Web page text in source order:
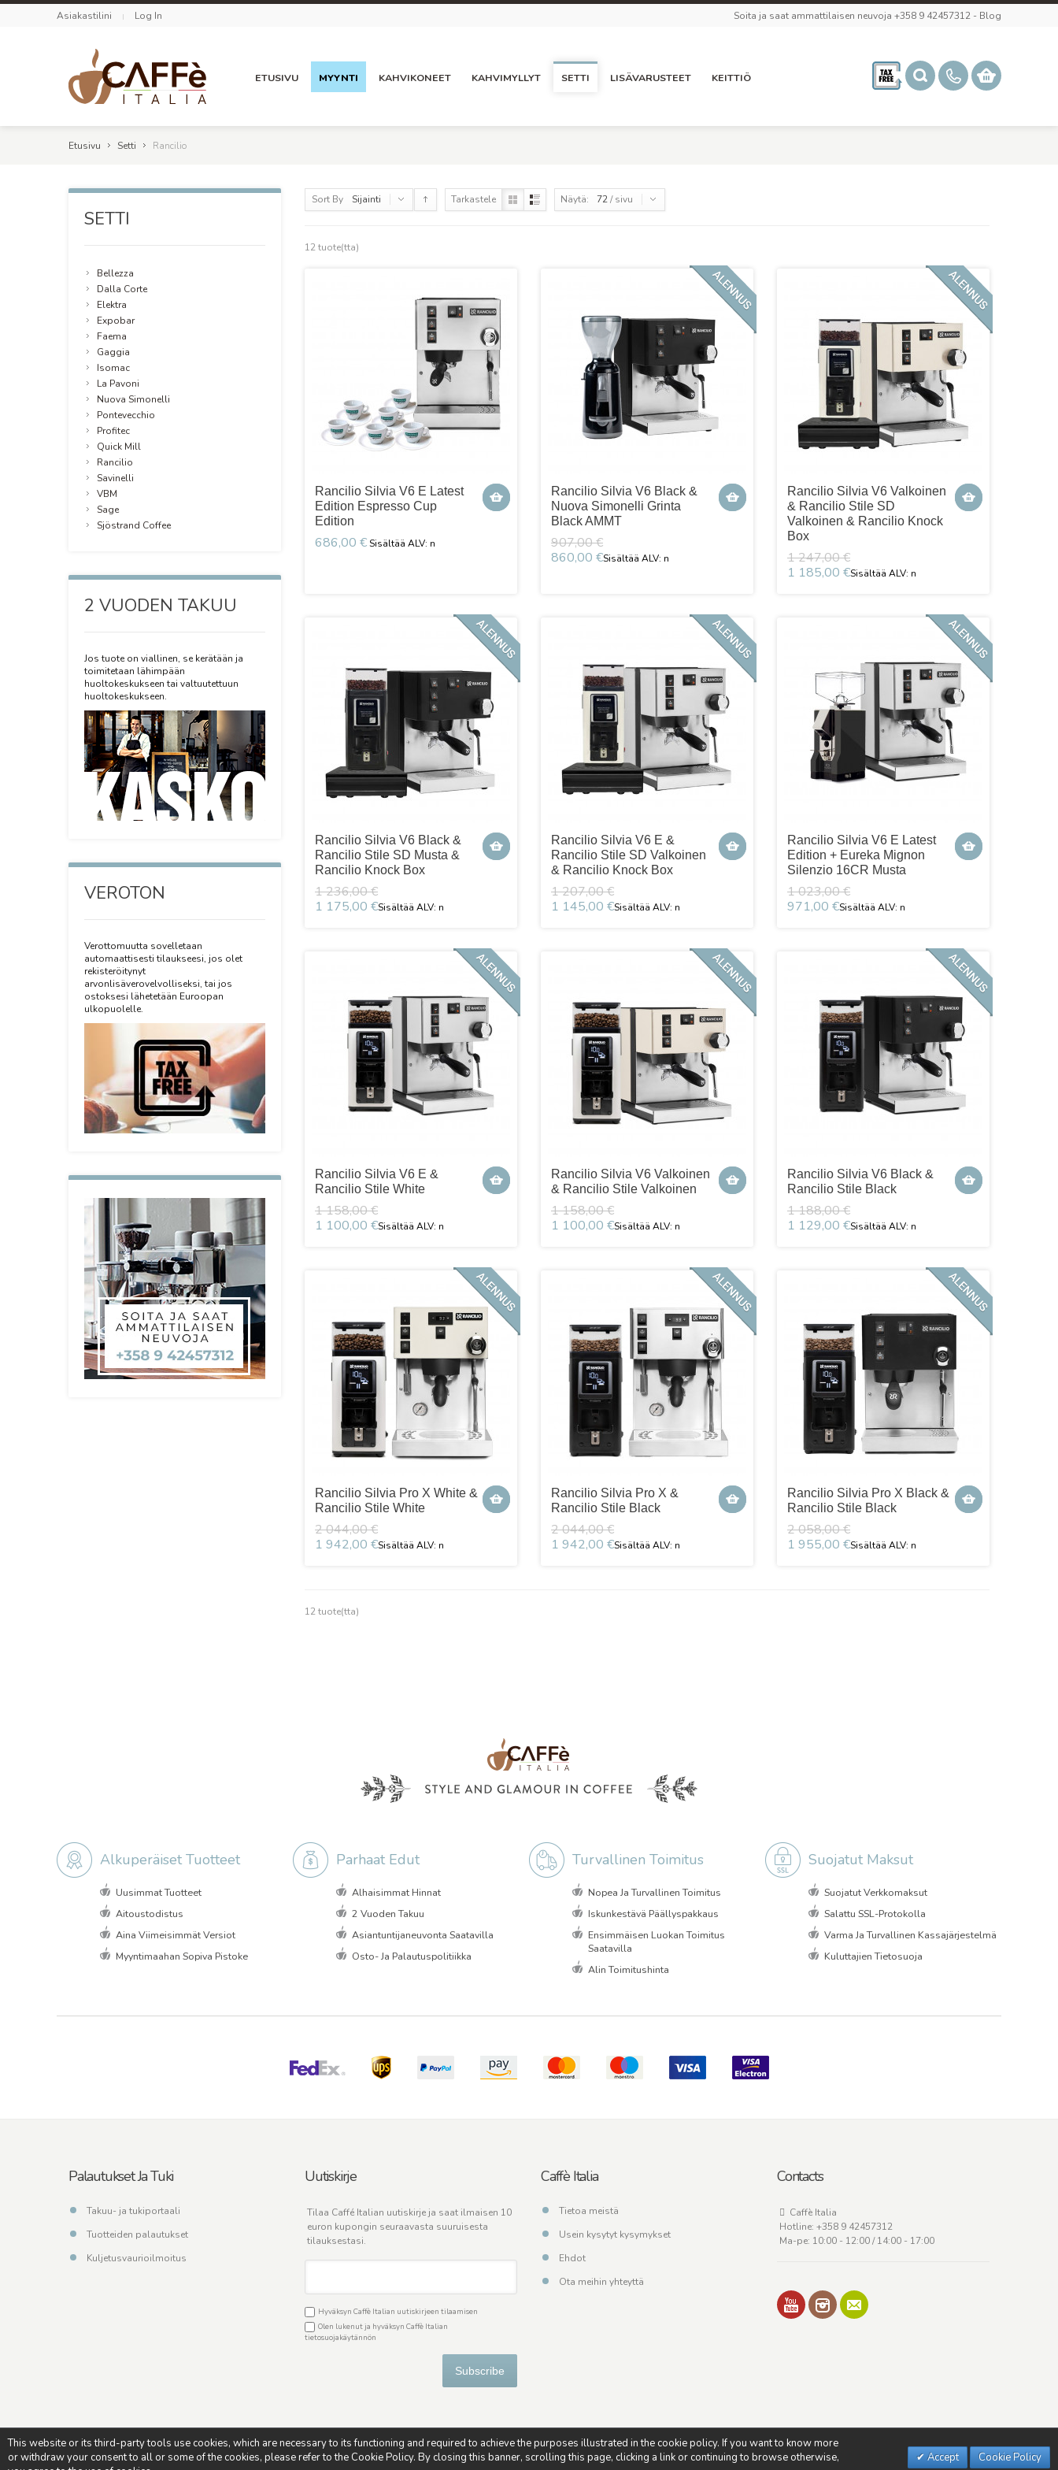
Asiakastilini Log In Soita ja saat ammattilaisen neuvoja +358 9 42457312 - Blog
ETUSIVU MYYNTI KAHVIKONEET KAHVIMYLLYT SETTI LISÄVARUSTEET KEITTIÖ
Etusivu Setti Rancilio
Sort By Sijainti Tarkastele Näytä: 72/ sivu
12 tuote(tta)
Rancilio Silvia V6 E Latest
Edition Espresso Cup
Edition
686,00 €
Rancilio Silvia V6 Black &
Nuova Simonelli Grinta
Black AMMT
907,00 €
860,00 €
Rancilio Silvia V6 Valkoinen
& Rancilio Stile SD
Valkoinen & Rancilio Knock
Box
1 247,00 €
1 185,00 €
Rancilio Silvia V6 Black &
Rancilio Stile SD Musta &
Rancilio Knock Box
1 236,00 €
1 175,00 €
Rancilio Silvia V6 E &
Rancilio Stile SD Valkoinen
& Rancilio Knock Box
1 207,00 €
1 145,00 €
Rancilio Silvia V6 E Latest
Edition + Eureka Mignon
Silenzio 16CR Musta
1 023,00 €
971,00 €
Rancilio Silvia V6 E &
Rancilio Stile White
1 158,00 €
1 100,00 €
Rancilio Silvia V6 Valkoinen
& Rancilio Stile Valkoinen
1 158,00 €
1 100,00 €
Rancilio Silvia V6 Black &
Rancilio Stile Black
1 188,00 €
1 129,00 €
Rancilio Silvia Pro X White &
Rancilio Stile White
2 044,00 €
1 942,00 €
Rancilio Silvia Pro X &
Rancilio Stile Black
2 044,00 €
1 942,00 €
Rancilio Silvia Pro X Black &
Rancilio Stile Black
2 058,00 €
1 955,00 €
12 tuote(tta)
SETTI
Bellezza
Dalla Corte
Elektra
Expobar
Faema
Gaggia
Isomac
La Pavoni
Nuova Simonelli
Pontevecchio
Profitec
Quick Mill
Rancilio
Savinelli
VBM
Sage
Sjöstrand Coffee
2 VUODEN TAKUU
Jos tuote on viallinen, se kerätään ja
toimitetaan lähimpään
huoltokeskukseen tai valtuutettuun
huoltokeskukseen.
VEROTON
Verottomuutta sovelletaan
automaattisesti tilaukseesi, jos olet
rekisteröitynyt
arvonlisäverovelvolliseksi, tai jos
ostoksesi lähetetään Euroopan
ulkopuolelle.
Alkuperäiset Tuotteet
Uusimmat Tuotteet
Aitoustodistus
Aina Viimeisimmät Versiot
Myyntimaahan Sopiva Pistoke
Parhaat Edut
Alhaisimmat Hinnat
2 Vuoden Takuu
Asiantuntijaneuvonta Saatavilla
Osto- Ja Palautuspolitiikka
Turvallinen Toimitus
Nopea Ja Turvallinen Toimitus
Iskunkestävä Päällyspakkaus
Ensimmäisen Luokan Toimitus
Saatavilla
Alin Toimitushinta
Suojatut Maksut
Suojatut Verkkomaksut
Salattu SSL-Protokolla
Varma Ja Turvallinen Kassajärjestelmä
Kuluttajien Tietosuoja
Palautukset Ja Tuki
Takuu- ja tukiportaali
Tuotteiden palautukset
Kuljetusvaurioilmoitus
Uutiskirje
Tilaa Caffé Italian uutiskirje ja saat ilmaisen 10
euron kupongin seuraavasta suuruisesta
tilauksestasi.
Hyväksyn Caffè Italian uutiskirjeen tilaamisen
Olen lukenut ja hyväksyn Caffè Italian
tietosuojakäytännön
Subscribe
Caffè Italia
Tietoa meistä
Usein kysytyt kysymykset
Ehdot
Ota meihin yhteyttä
Contacts
Caffè Italia
Hotline: +358 9 42457312
Ma-pe: 10:00 - 12:00 / 14:00 - 17:00
Copyright © - Caffè Italia - All rights reserved - Credits:Soulgood
This website or its third-party tools use cookies, which are necessary to its functioning and required to achieve the purposes illustrated in the cookie policy. If you want to know more
or withdraw your consent to all or some of the cookies, please refer to the Cookie Policy. By closing this banner, scrolling this page, clicking a link or continuing to browse otherwise,
Accept Cookie Policy